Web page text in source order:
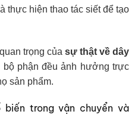
thực hiện thao tác siết để tạo
trọng của sự thật về dây
bộ phận đều ảnh hưởng trực
sản phẩm.
biến trong vận chuyển và